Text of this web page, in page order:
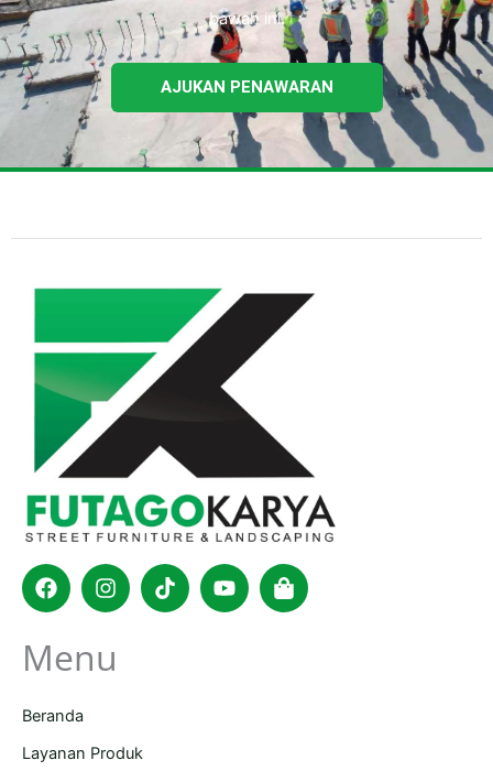
bawah ini.
AJUKAN PENAWARAN
FacebookInstagram
TiktokYoutubeShopping-
bag
Menu
Beranda
Layanan Produk